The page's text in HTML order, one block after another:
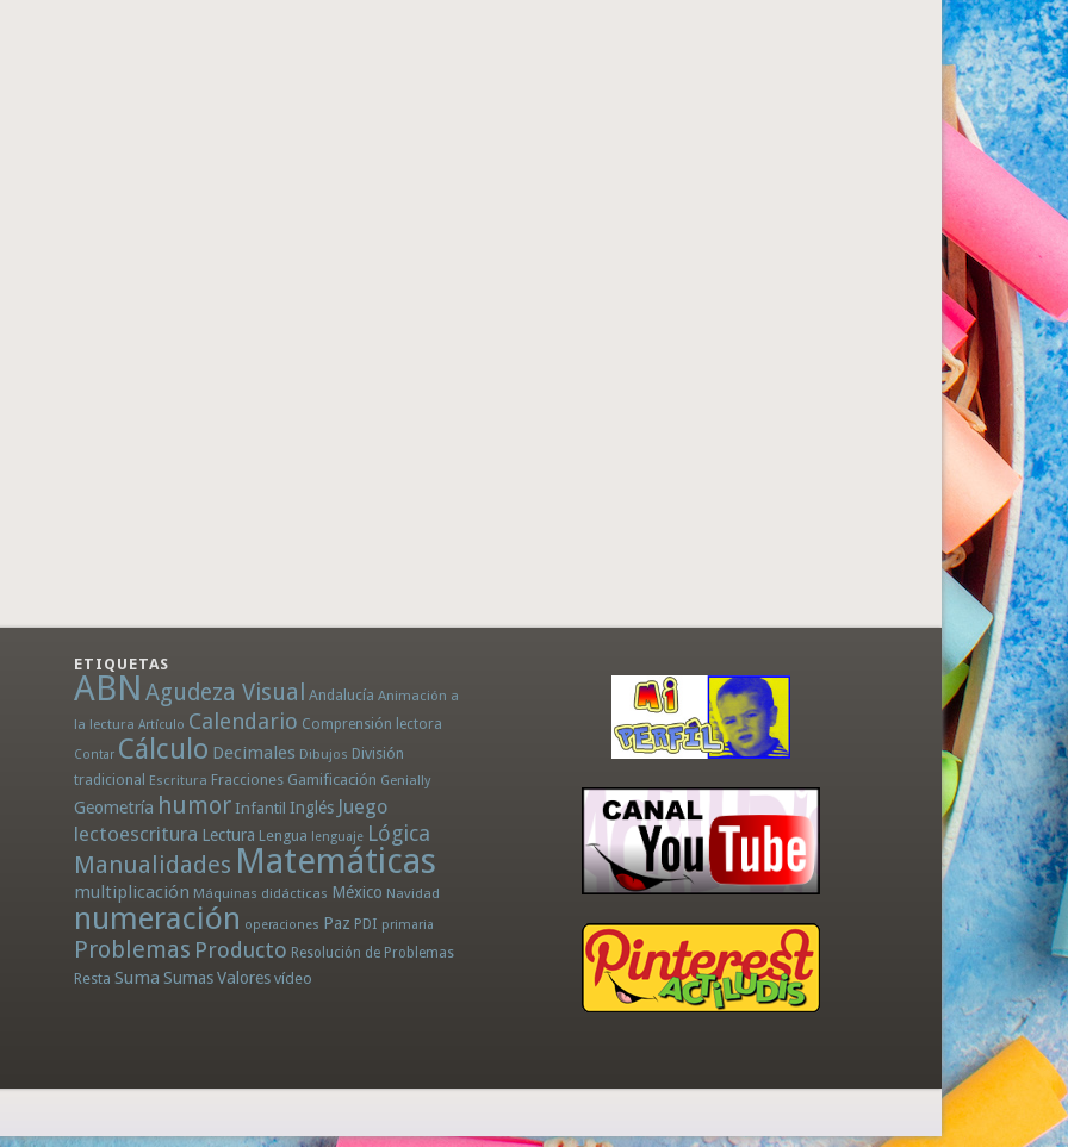
ETIQUETAS
ABN Agudeza Visual Andalucía Animación a
la lectura Artículo Calendario Comprensión lectora
Contar Cálculo Decimales Dibujos División
tradicional Escritura Fracciones Gamificación Genially
Geometría humor Infantil Inglés Juego
lectoescritura Lectura Lengua lenguaje Lógica
Manualidades Matemáticas
multiplicación Máquinas didácticas México Navidad
numeración operaciones Paz PDI primaria
Problemas Producto Resolución de Problemas
Resta Suma SumasValores vídeo